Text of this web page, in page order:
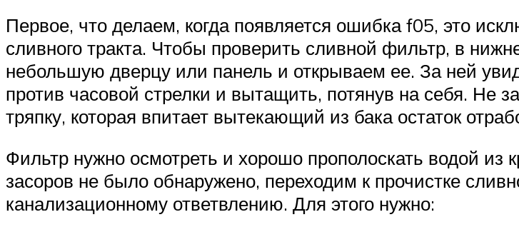
Первое, что делаем, когда появляется ошибка f05, это
сливного тракта. Чтобы проверить сливной фильтр, в
небольшую дверцу или панель и открываем ее. За ней
против часовой стрелки и вытащить, потянув на себя. Не
тряпку, которая впитает вытекающий из бака остаток
Фильтр нужно осмотреть и хорошо прополоскать водой из
засоров не было обнаружено, переходим к прочистке
канализационному ответвлению. Для этого нужно: